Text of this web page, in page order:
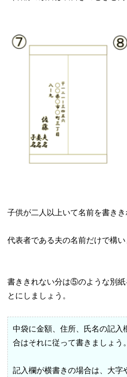
子供が二人以上いて名前を書きき
代表者である夫の名前だけで構い
書ききれない分は⑤のような別紙
とにしましょう。
中袋に金額、住所、氏名の記入
合はそれに従って書きましょう。
記入欄が横書きの場合は、大字